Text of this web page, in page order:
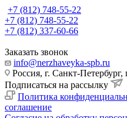
+7 (812) 748-55-22
+7 (812) 748-55-22
+7 (812) 337-60-66
Заказать звонок
info@nerzhaveyka-spb.ru
Россия, г. Санкт-
Подписаться на рассылку
Политика
соглашение